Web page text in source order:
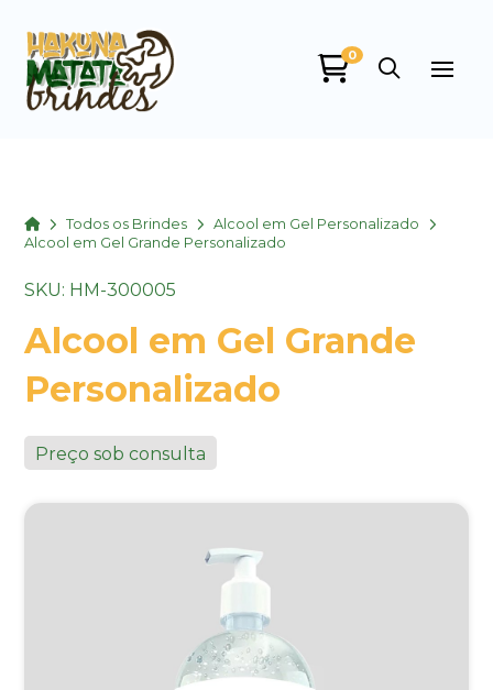
0
HomeTodos os Brindes
Alcool em Gel Personalizado
Alcool em Gel Grande Personalizado
SKU: HM-300005
Alcool em Gel Grande
Personalizado
Preço sob consulta